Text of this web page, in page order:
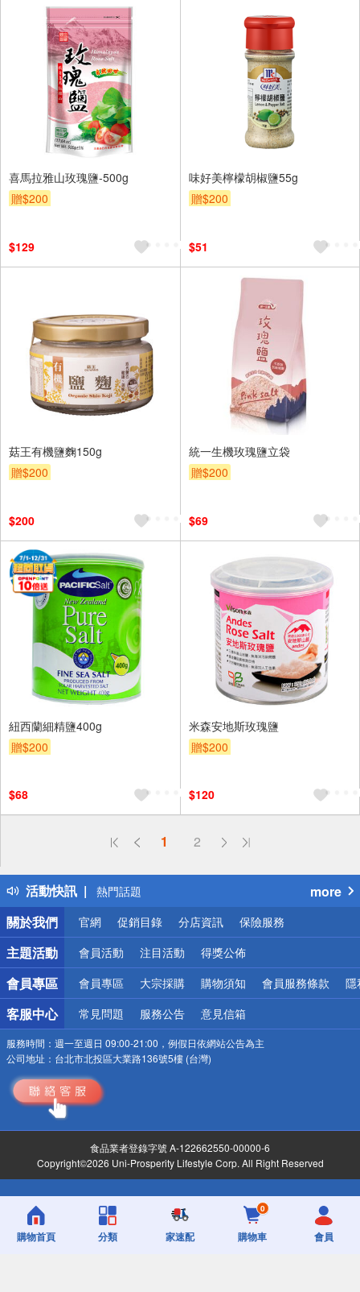
喜馬拉雅山玫瑰鹽-500g
贈$200
$129
味好美檸檬胡椒鹽55g
贈$200
$51
菇王有機鹽麴150g
贈$200
$200
統一生機玫瑰鹽立袋
贈$200
$69
紐西蘭細精鹽400g
贈$200
$68
米森安地斯玫瑰鹽
贈$200
$120
1 2
活動快訊
偏遠地區配送
得獎公告
熱門話題
銀行優惠
偏遠地區配送
詐騙網頁！請小心！
more
關於我們
官網 促銷目錄 分店資訊 保險服務
主題活動 會員活動 注目活動 得獎公佈
會員專區 會員專區 大宗採購 購物須知 會員服務條款 隱
客服中心 常見問題 服務公告 意見信箱
服務時間： 週一至週日 09:00-21:00，例假日依網站公告為主
公司地址： 台北市北投區大業路136號5樓 (台灣)
食品業者登錄字號 A-122662550-00000-6
Copyright©2026 Uni-Prosperity Lifestyle Corp. All Right Reserved
購物首頁 分類 家速配
0
購物車 會員